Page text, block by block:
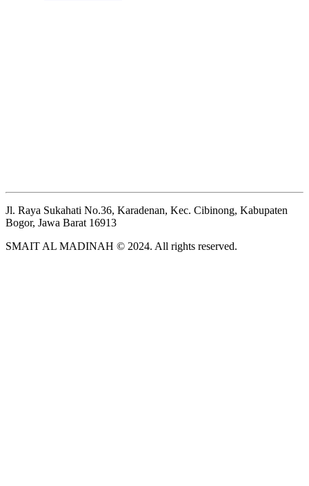
Jl. Raya Sukahati No.36, Karadenan, Kec. Cibinong, Kabupaten
Bogor, Jawa Barat 16913
SMAIT AL MADINAH © 2024. All rights reserved.